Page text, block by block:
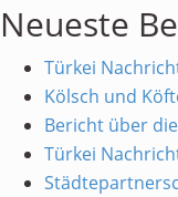
Neueste
Türkei
Kölsch und
Bericht über
Türkei